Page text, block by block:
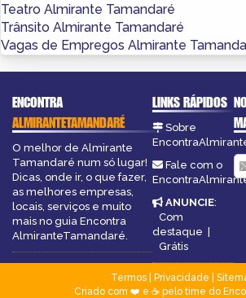
Teatro Almirante Tamandaré
Trânsito Almirante Tamandaré
Vagas de Empregos Almirante
ENCONTRA
ALMIRANTETAMANDARÉ
O melhor de Almirante
Tamandaré num só lugar!
Dicas, onde ir, o que fazer,
as melhores empresas,
locais, serviços e muito
mais no guia Encontra
AlmiranteTamandaré.
LINKS RÁPIDOS
Sobre
Fale com o
ANUNCIE:
Com
destaque
Grátis
Termos| Privacidade
Criado com ❤️ e ☕ pelo time do